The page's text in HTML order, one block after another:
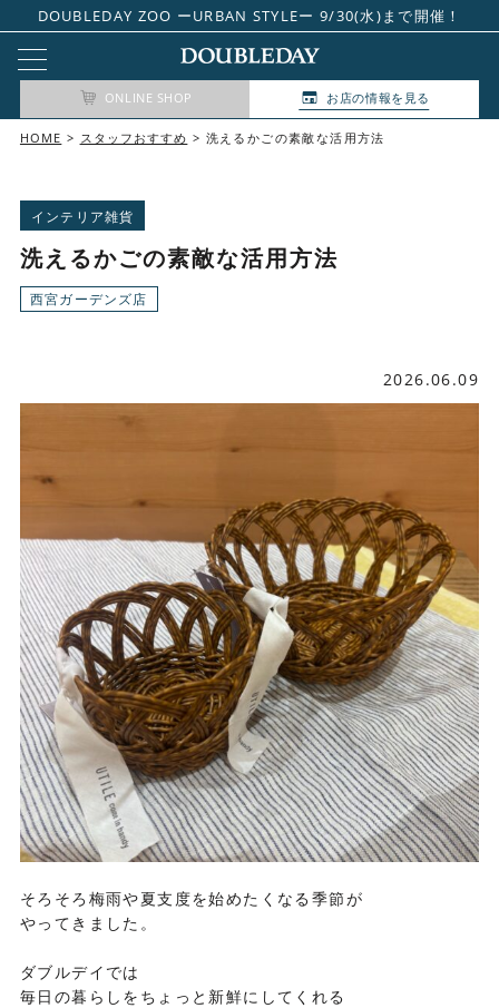
DOUBLEDAY ZOO ーURBAN STYLEー 9/30(水)まで開催！
ONLINE SHOP お店の情報を見る
HOME スタッフおすすめ 洗えるかごの素敵な活用方法
インテリア雑貨
洗えるかごの素敵な活用方法
西宮ガーデンズ店
2026.06.09
そろそろ梅雨や夏支度を始めたくなる季節が
やってきました。
ダブルデイでは
毎日の暮らしをちょっと新鮮にしてくれる